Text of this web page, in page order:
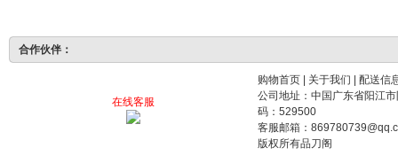
合作伙伴：
在线客服
购物首页 关于我们
配送信
公司地址：中国广东省阳江
码：529500
客服邮箱：
版权所有品刀阁